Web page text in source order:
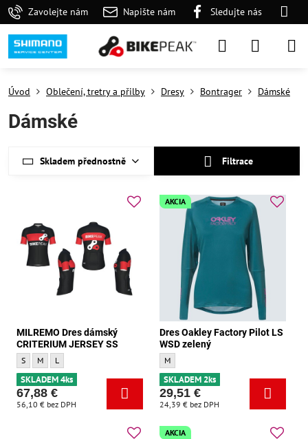
Zavolejte nám Napište nám Sledujte nás
Úvod Oblečení, tretry a přilby Dresy Bontrager Dámské
Dámské
Skladem přednostně Filtrace
MILREMO Dres dámský
CRITERIUM JERSEY SS
MILREMO Dres dámský CRITERIUM JERSEY SS - Velikost:
S MILREMO Dres dámský CRITERIUM JERSEY SS - Velikost:
M MILREMO Dres dámský CRITERIUM JERSEY SS - Velikost:
L
SKLADEM 4ks
67,88 €
56,10 € bez DPH
AKCIA
Dres Oakley Factory Pilot LS
WSD zelený
Dres Oakley Factory Pilot LS WSD
M
SKLADEM 2ks
29,51 €
24,39 € bez DPH
AKCIA